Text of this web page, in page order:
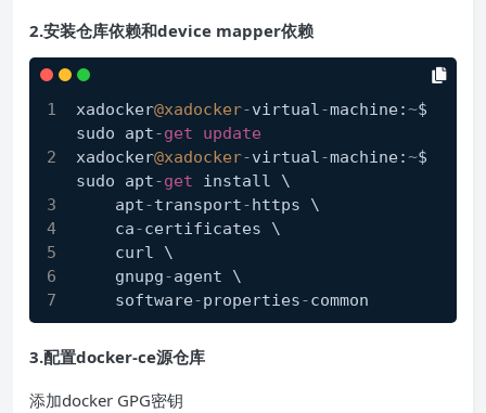
2.安装仓库依赖和device mapper依赖
xadocker@xadocker-virtual-machine:~$
sudo apt-get
update
xadocker@xadocker-virtual-machine:~$
sudo apt-get install \
    apt
-transport-https \
    ca
-certificates \
    curl \
    gnupg
-agent \
    software
-properties-common
3.配置docker-ce源仓库
添加docker GPG密钥